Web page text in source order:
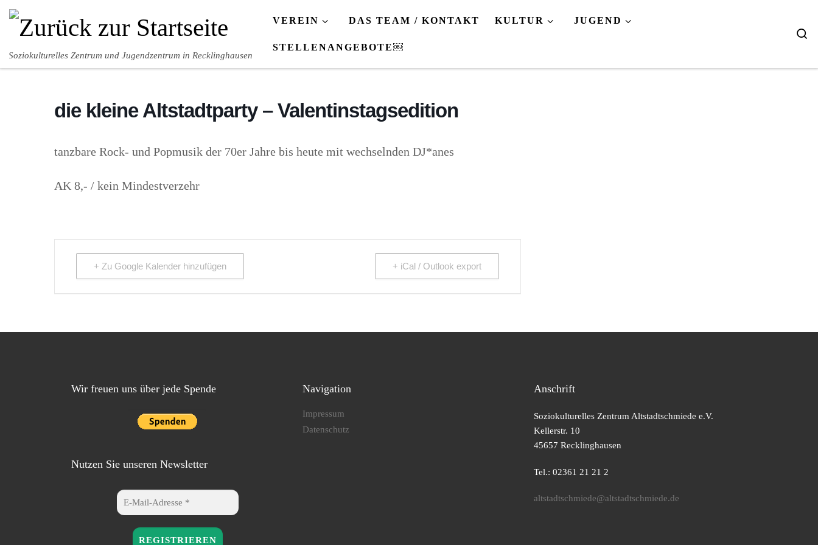
Zum Inhalt springen
Soziokulturelles Zentrum und Jugendzentrum in Recklinghausen
VEREIN DAS TEAM / KONTAKT KULTUR JUGEND
STELLENANGEBOTE￼
die kleine Altstadtparty – Valentinstagsedition
tanzbare Rock- und Popmusik der 70er Jahre bis heute mit wechselnden DJ*anes
AK 8,- / kein Mindestverzehr
+ Zu Google Kalender hinzufügen + iCal / Outlook export
Wir freuen uns über jede Spende
Nutzen Sie unseren Newsletter
Navigation
Impressum
Datenschutz
Anschrift
Soziokulturelles Zentrum Altstadtschmiede e.V.
Kellerstr. 10
45657 Recklinghausen
Tel.: 02361 21 21 2
altstadtschmiede@altstadtschmiede.de